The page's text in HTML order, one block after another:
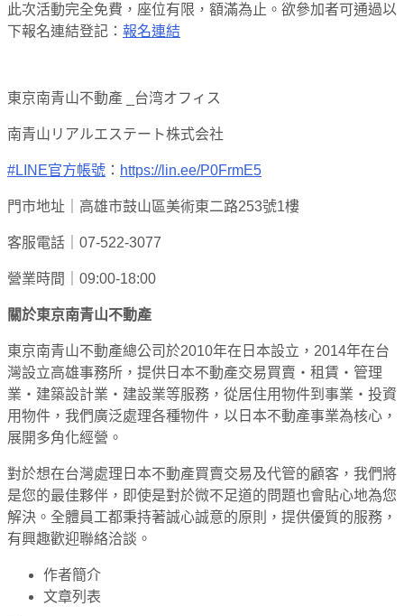
此次活動完全免費，座位有限，額滿為止。欲參加者可通過以
下報名連結登記： 報名連結
東京南青山不動產 _台湾オフィス
南青山リアルエステート株式会社
#LINE官方帳號 ： https://lin.ee/P0FrmE5
門市地址｜高雄市鼓山區美術東二路253號1樓
客服電話｜07-522-3077
營業時間｜09:00-18:00
關於東京南青山不動產
東京南青山不動產總公司於2010年在日本設立，2014年在台
灣設立高雄事務所，提供日本不動產交易買賣・租賃・管理
業・建築設計業・建設業等服務，從居住用物件到事業・投資
用物件，我們廣泛處理各種物件，以日本不動產事業為核心，
展開多角化經營。
對於想在台灣處理日本不動產買賣交易及代管的顧客，我們將
是您的最佳夥伴，即使是對於微不足道的問題也會貼心地為您
解決。全體員工都秉持著誠心誠意的原則，提供優質的服務，
有興趣歡迎聯絡洽談。
作者簡介
文章列表